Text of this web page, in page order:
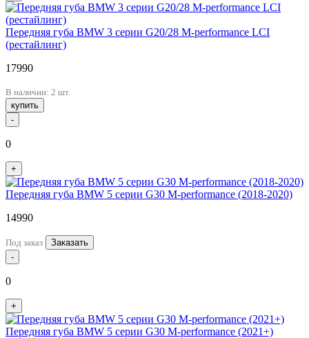
Передняя губа BMW 3 серии G20/28 M-performance LCI
(рестайлинг)
17990
В наличии: 2 шт.
купить
-
0
+
Передняя губа BMW 5 серии G30 M-performance (2018-2020)
14990
Под заказ
Заказать
-
0
+
Передняя губа BMW 5 серии G30 M-performance (2021+)